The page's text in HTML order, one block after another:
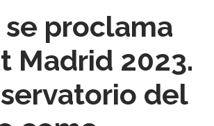
proclama
Madrid 2023.
del